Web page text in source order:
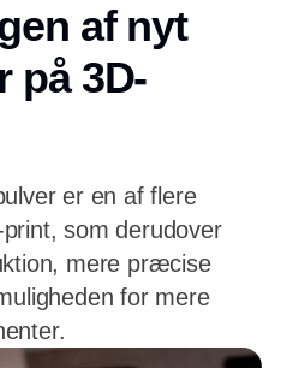
af nyt
på 3D-
er en af flere
som derudover
mere præcise
for mere